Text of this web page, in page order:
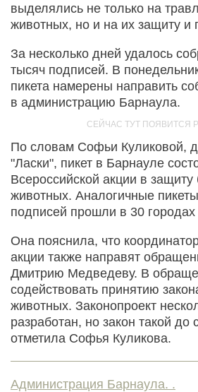
выделялись не только на
животных, но и на их защиту и
За несколько дней удалось
тысяч подписей. В
пикета намерены направить
в администрацию Барнаула.
По словам Софьи Куликовой,
"Ласки", пикет в Барнауле
Всероссийской акции в
животных. Аналогичные
подписей прошли в 30 городах
Она пояснила, что
акции также направят
Дмитрию Медведеву. В
содействовать принятию
животных. Законопроект
разработан, но закон такой до
отметила Софья Куликова.
Администрация Барнаула. .